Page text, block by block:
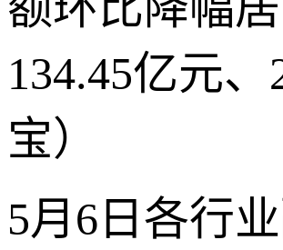
134.45亿元
宝）
5月6日各行